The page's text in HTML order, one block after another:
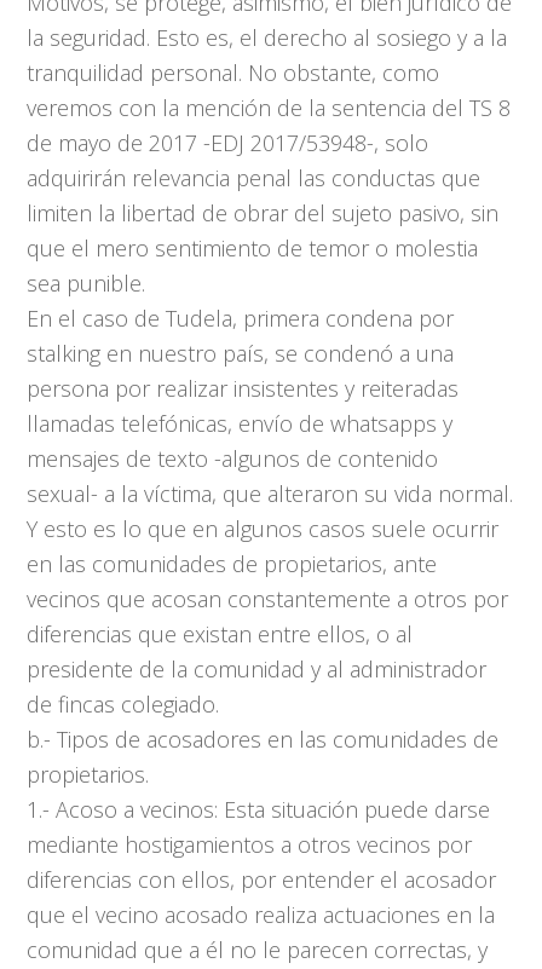
la seguridad. Esto es, el derecho al sosiego y a la
tranquilidad personal. No obstante, como
veremos con la mención de la sentencia del TS 8
de mayo de 2017 -EDJ 2017/53948-, solo
adquirirán relevancia penal las conductas que
limiten la libertad de obrar del sujeto pasivo, sin
que el mero sentimiento de temor o molestia
sea punible.
En el caso de Tudela, primera condena por
stalking en nuestro país, se condenó a una
persona por realizar insistentes y reiteradas
llamadas telefónicas, envío de whatsapps y
mensajes de texto -algunos de contenido
sexual- a la víctima, que alteraron su vida normal.
Y esto es lo que en algunos casos suele ocurrir
en las comunidades de propietarios, ante
vecinos que acosan constantemente a otros por
diferencias que existan entre ellos, o al
presidente de la comunidad y al administrador
de fincas colegiado.
b.- Tipos de acosadores en las comunidades de
propietarios.
1.- Acoso a vecinos: Esta situación puede darse
mediante hostigamientos a otros vecinos por
diferencias con ellos, por entender el acosador
que el vecino acosado realiza actuaciones en la
comunidad que a él no le parecen correctas, y